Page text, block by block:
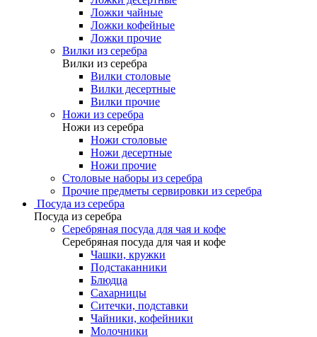
Ложки чайные
Ложки кофейные
Ложки прочие
Вилки из серебра
Вилки из серебра
Вилки столовые
Вилки десертные
Вилки прочие
Ножи из серебра
Ножи из серебра
Ножи столовые
Ножи десертные
Ножи прочие
Столовые наборы из серебра
Прочие предметы сервировки из серебра
Посуда из серебра
Посуда из серебра
Серебряная посуда для чая и кофе
Серебряная посуда для чая и кофе
Чашки, кружки
Подстаканники
Блюдца
Сахарницы
Ситечки, подставки
Чайники, кофейники
Молочники